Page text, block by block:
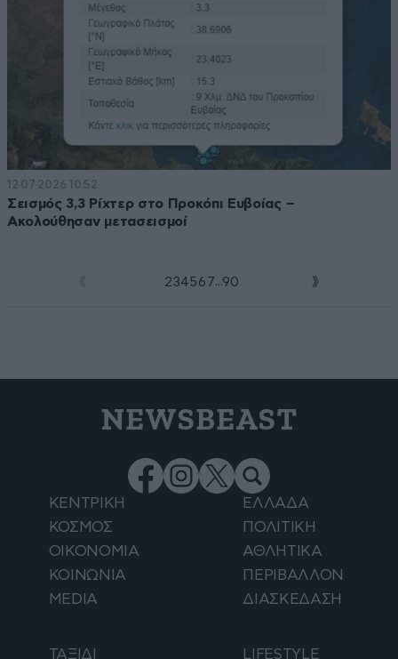
12·07·2026 10:52
Σεισμός 3,3 Ρίχτερ στο Προκόπι Ευβοίας –
Ακολούθησαν μετασεισμοί
234 5 6 7...90
NEWSBEAST
ΚΕΝΤΡΙΚΗ
ΕΛΛΑΔΑ
ΚΟΣΜΟΣ
ΠΟΛΙΤΙΚΗ
ΟΙΚΟΝΟΜΙΑ
ΑΘΛΗΤΙΚΑ
ΚΟΙΝΩΝΙΑ
ΠΕΡΙΒΑΛΛΟΝ
MEDIA
ΔΙΑΣΚΕΔΑΣΗ
ΤΑΞΙΔΙ LIFESTYLE